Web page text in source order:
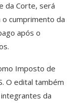
da Corte, será
cumprimento da
após o
Imposto de
O edital também
da